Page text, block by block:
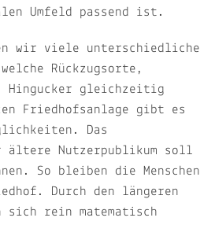
Umfeld passend ist.
wir viele unterschiedliche
Rückzugsorte,
Hingucker gleichzeitig
Friedhofsanlage gibt es
Das
ältere Nutzerpublikum soll
So bleiben die Menschen
Durch den längeren
sich rein matematisch